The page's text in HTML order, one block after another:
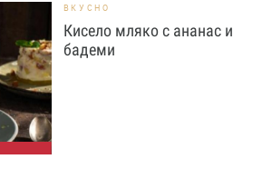
ВКУСНО
Кисело мляко с ананас и
бадеми